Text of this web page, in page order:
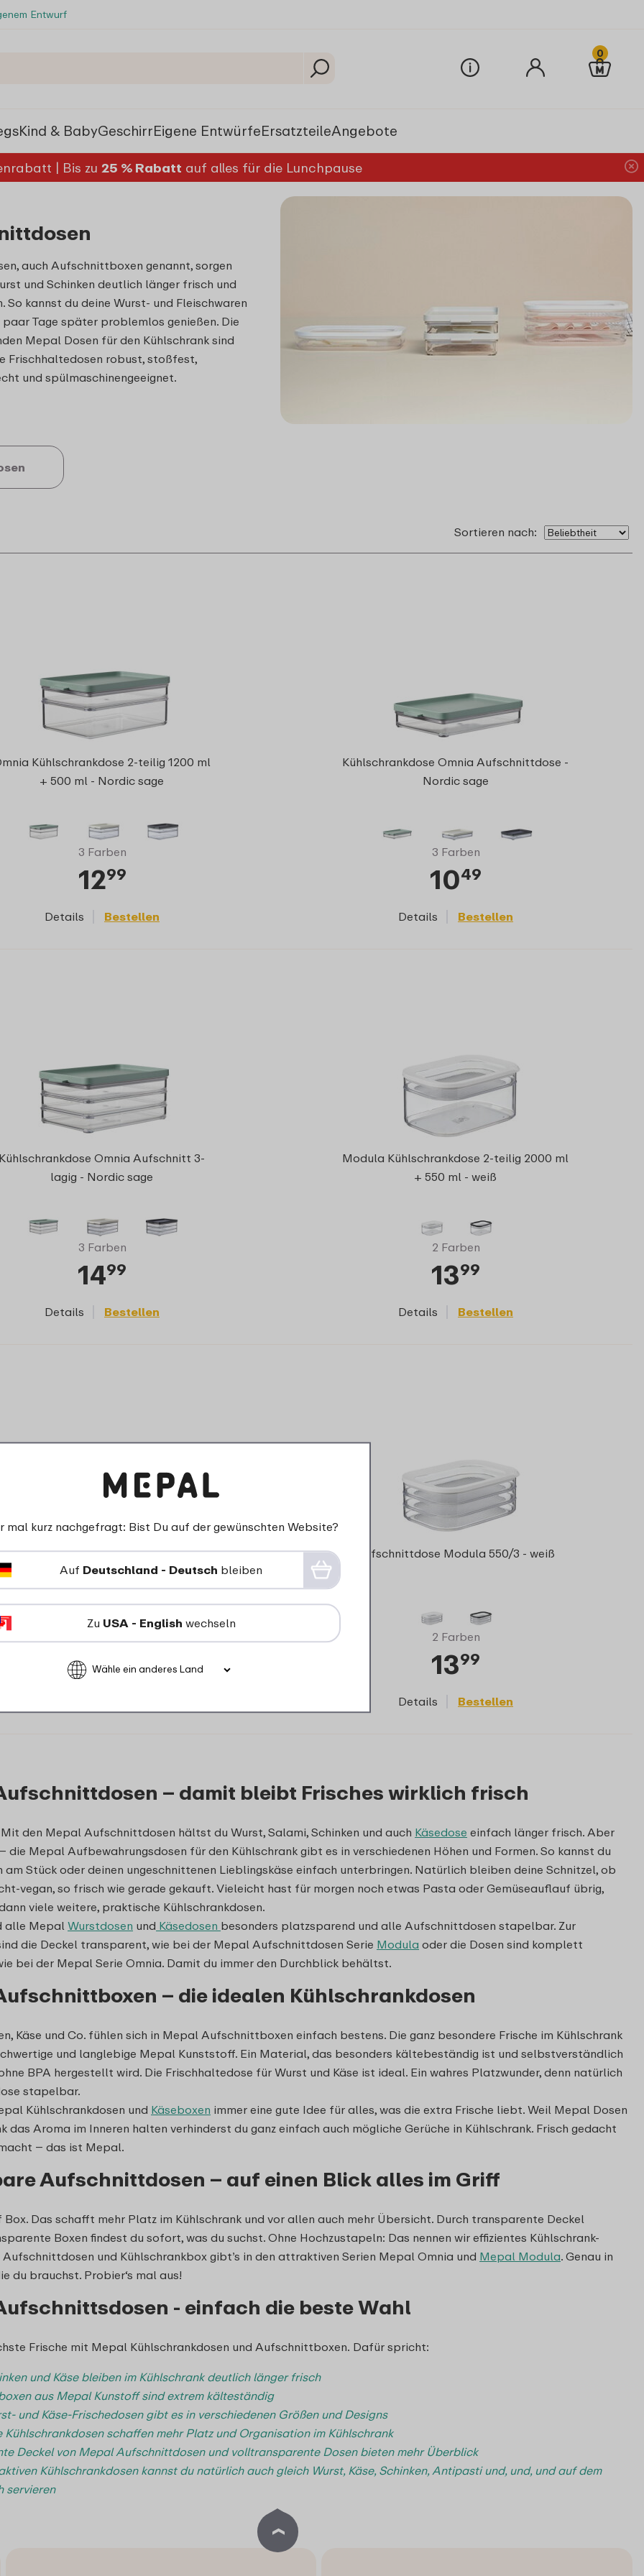
Entwurf
0
Kind & BabyGeschirrEigene EntwürfeErsatzteileAngebote
| Bis zu 25 % Rabatt auf alles für die Lunchpause
auch Aufschnittboxen genannt, sorgen
und Schinken deutlich länger frisch und
So kannst du deine Wurst- und Fleischwaren
paar Tage später problemlos genießen. Die
Mepal Dosen für den Kühlschrank sind
Frischhaltedosen robust, stoßfest,
und spülmaschinengeeignet.
Sortieren nach:
Kühlschrankdose 2-teilig 1200 ml
+ 500 ml - Nordic sage
3 Farben
1299
Details Bestellen
Kühlschrankdose Omnia Aufschnittdose -
Nordic sage
3 Farben
1049
Details Bestellen
Omnia Aufschnitt 3-
lagig - Nordic sage
3 Farben
1499
Details Bestellen
Modula Kühlschrankdose 2-teilig 2000 ml
+ 550 ml - weiß
2 Farben
1399
Details Bestellen
Modula 550/1 - schwarz
10
Aufschnittdose Modula 550/3 - weiß
2 Farben
1399
Details Bestellen
– damit bleibt Frisches wirklich frisch
den Mepal Aufschnittdosen hältst du Wurst, Salami, Schinken und auch Käsedose einfach länger frisch. Aber
die Mepal Aufbewahrungsdosen für den Kühlschrank gibt es in verschiedenen Höhen und Formen. So kannst du
am Stück oder deinen ungeschnittenen Lieblingskäse einfach unterbringen. Natürlich bleiben deine Schnitzel, ob
vegan, so frisch wie gerade gekauft. Vieleicht hast für morgen noch etwas Pasta oder Gemüseauflauf übrig,
viele weitere, praktische Kühlschrankdosen.
alle Mepal Wurstdosen und Käsedosen besonders platzsparend und alle Aufschnittdosen stapelbar. Zur
die Deckel transparent, wie bei der Mepal Aufschnittdosen Serie Modula oder die Dosen sind komplett
bei der Mepal Serie Omnia. Damit du immer den Durchblick behältst.
– die idealen Kühlschrankdosen
Käse und Co. fühlen sich in Mepal Aufschnittboxen einfach bestens. Die ganz besondere Frische im Kühlschrank
und langlebige Mepal Kunststoff. Ein Material, das besonders kältebeständig ist und selbstverständlich
BPA hergestellt wird. Die Frischhaltedose für Wurst und Käse ist ideal. Ein wahres Platzwunder, denn natürlich
stapelbar.
Kühlschrankdosen und Käseboxen immer eine gute Idee für alles, was die extra Frische liebt. Weil Mepal Dosen
das Aroma im Inneren halten verhinderst du ganz einfach auch mögliche Gerüche in Kühlschrank. Frisch gedacht
– das ist Mepal.
Aufschnittdosen – auf einen Blick alles im Griff
Das schafft mehr Platz im Kühlschrank und vor allen auch mehr Übersicht. Durch transparente Deckel
Boxen findest du sofort, was du suchst. Ohne Hochzustapeln: Das nennen wir effizientes Kühlschrank-
und Kühlschrankbox gibt’s in den attraktiven Serien Mepal Omnia und Mepal Modula. Genau in
du brauchst. Probier‘s mal aus!
- einfach die beste Wahl
Frische mit Mepal Kühlschrankdosen und Aufschnittboxen. Dafür spricht:
und Käse bleiben im Kühlschrank deutlich länger frisch
aus Mepal Kunstoff sind extrem kälteständig
und Käse-Frischedosen gibt es in verschiedenen Größen und Designs
schaffen mehr Platz und Organisation im Kühlschrank
Deckel von Mepal Aufschnittdosen und volltransparente Dosen bieten mehr Überblick
Kühlschrankdosen kannst du natürlich auch gleich Wurst, Käse, Schinken, Antipasti und, und, und auf dem
servieren
mal kurz nachgefragt: Bist Du auf der gewünschten Website?
Auf Deutschland - Deutsch bleiben
Zu USA - English wechseln